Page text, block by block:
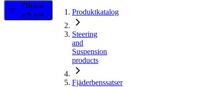
Filtrera
och sök
Produktkatalog
Steering
and
Suspension
products
Fjäderbenssatser